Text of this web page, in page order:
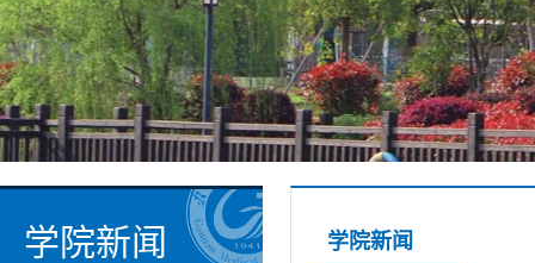
学院新闻 学院新闻